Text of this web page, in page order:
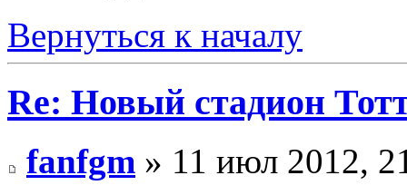
Вернуться к началу
Re: Новый стадион
fanfgm » 11 июл 2012,